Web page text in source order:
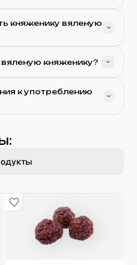
княженику вяленую
княженику?
к употреблению